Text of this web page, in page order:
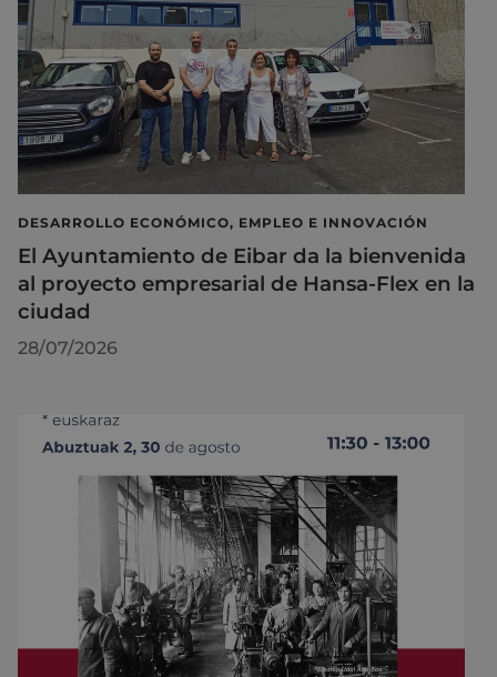
DESARROLLO ECONÓMICO, EMPLEO E INNOVACIÓN
El Ayuntamiento de Eibar da la bienvenida
al proyecto empresarial de Hansa-Flex en la
ciudad
28/07/2026